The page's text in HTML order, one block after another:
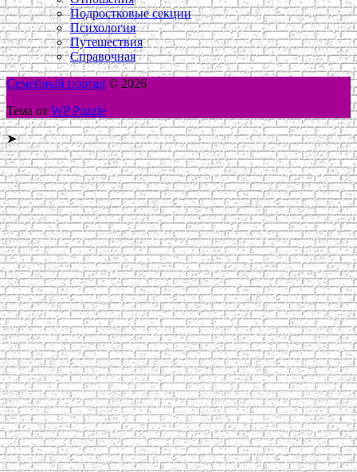
Подростковые секции
Психология
Путешествия
Справочная
Семейный портал © 2026
Тема от WP Puzzle
➤